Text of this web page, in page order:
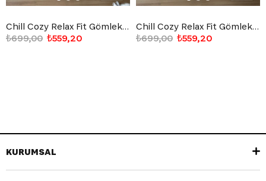
Chill Cozy Relax Fit Gömlek Siyah
₺559,20
₺699,00
Chill Cozy Relax Fit Gömlek Beyaz
₺559,20
₺699,00
KURUMSAL